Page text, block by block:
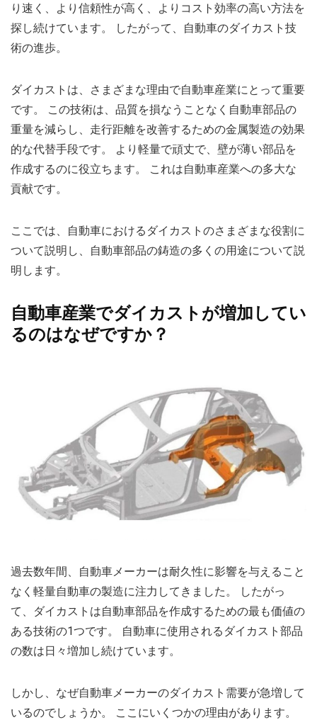
り速く、より信頼性が高く、よりコスト効率の高い方法を
探し続けています。 したがって、自動車のダイカスト技
術の進歩。
ダイカストは、さまざまな理由で自動車産業にとって重要
です。 この技術は、品質を損なうことなく自動車部品の
重量を減らし、走行距離を改善するための金属製造の効果
的な代替手段です。 より軽量で頑丈で、壁が薄い部品を
作成するのに役立ちます。 これは自動車産業への多大な
貢献です。
ここでは、自動車におけるダイカストのさまざまな役割に
ついて説明し、自動車部品の鋳造の多くの用途について説
明します。
自動車産業でダイカストが増加してい
るのはなぜですか？
過去数年間、自動車メーカーは耐久性に影響を与えること
なく軽量自動車の製造に注力してきました。 したがっ
て、ダイカストは自動車部品を作成するための最も価値の
ある技術の1つです。 自動車に使用されるダイカスト部品
の数は日々増加し続けています。
しかし、なぜ自動車メーカーのダイカスト需要が急増して
いるのでしょうか。 ここにいくつかの理由があります。